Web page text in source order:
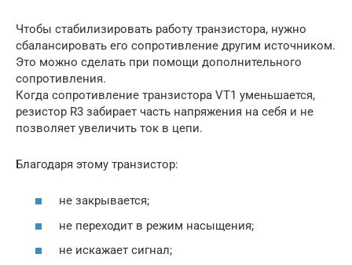
Чтобы стабилизировать работу транзистора, нужно
сбалансировать его сопротивление другим источником.
Это можно сделать при помощи дополнительного
сопротивления.
Когда сопротивление транзистора VT1 уменьшается,
резистор R3 забирает часть напряжения на себя и не
позволяет увеличить ток в цепи.
Благодаря этому транзистор:
не закрывается;
не переходит в режим насыщения;
не искажает сигнал;